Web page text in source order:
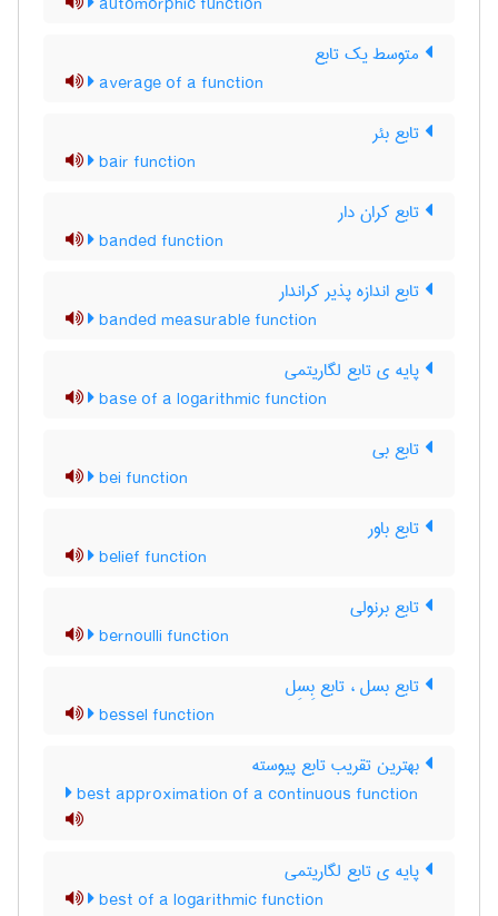
متوسط یک تابع
average of a function
تابع بئر
bair function
تابع کران دار
banded function
تابع اندازه پذیر کراندار
banded measurable function
پایه ی تابع لگاریتمی
base of a logarithmic function
تابع بی
bei function
تابع باور
belief function
تابع برنولی
bernoulli function
تابع بسل ، تابع بِسِل
bessel function
بهترین تقریب تابع پیوسته
best approximation of a continuous function
پایه ی تابع لگاریتمی
best of a logarithmic function